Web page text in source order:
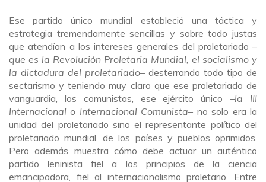
Ese partido único mundial estableció una táctica y
estrategia tremendamente sencillas y sobre todo justas
que atendían a los intereses generales del proletariado –
que es la Revolución Proletaria Mundial, el socialismo y
la dictadura del proletariado– desterrando todo tipo de
sectarismo y teniendo muy claro que ese proletariado de
vanguardia, los comunistas, ese ejército único –la
III
Internacional o Internacional Comunista– no solo era la
unidad del proletariado sino el representante político del
proletariado mundial, de los países y pueblos oprimidos.
Pero además muestra cómo debe actuar un auténtico
partido leninista fiel a los principios de la ciencia
emancipadora, fiel al internacionalismo proletario. Entre